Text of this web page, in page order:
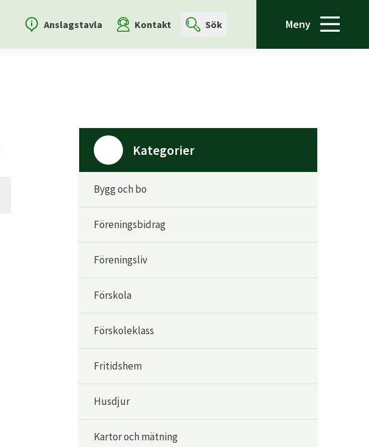
Anslagstavla Kontakt Sök Meny
Kategorier
Bygg och bo
Föreningsbidrag
Föreningsliv
Förskola
Förskoleklass
Fritidshem
Husdjur
Kartor och mätning